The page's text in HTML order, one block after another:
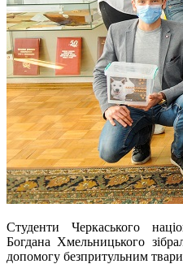
Студенти Черкаського
Богдана Хмельницького
допомогу безпритульним